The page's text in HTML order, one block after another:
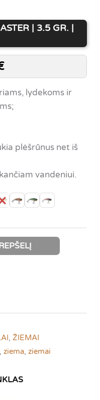
| 3.5 GR. |
lydekoms ir
plėšrūnus net iš
vandeniui.
,ŽIEMAI
,ziema,ziemai